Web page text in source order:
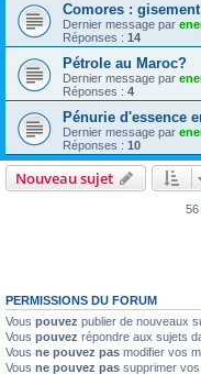
Comores :
Dernier message par
Réponses : 14
Pétrole au Maroc?
Dernier message par
Réponses : 4
Pénurie d'essence
Dernier message par
Réponses : 10
Nouveau sujet
56
PERMISSIONS DU FORUM
Vous pouvez publier de nouveaux
Vous pouvez répondre aux sujets
Vous ne pouvez pas modifier vos
Vous ne pouvez pas supprimer